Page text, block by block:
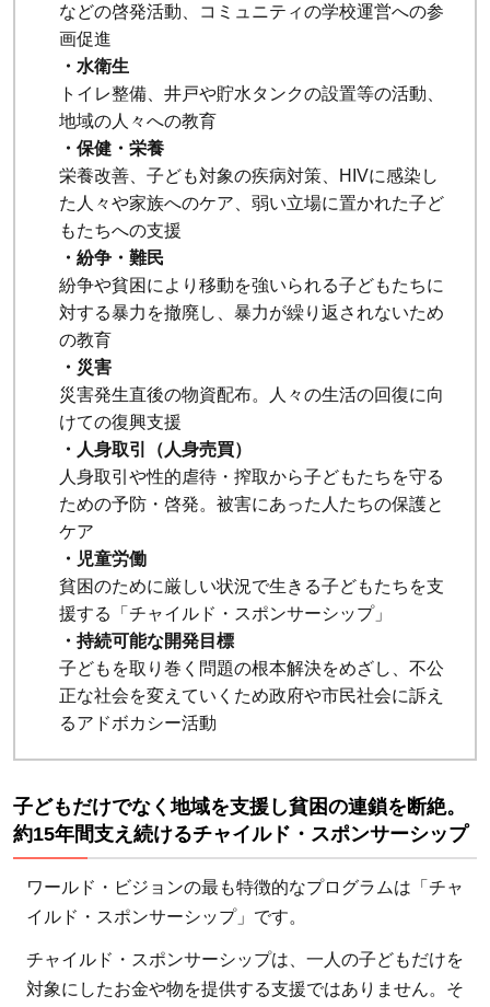
などの啓発活動、コミュニティの学校運営への参
画促進
・水衛生
トイレ整備、井戸や貯水タンクの設置等の活動、
地域の人々への教育
・保健・栄養
栄養改善、子ども対象の疾病対策、HIVに感染し
た人々や家族へのケア、弱い立場に置かれた子ど
もたちへの支援
・紛争・難民
紛争や貧困により移動を強いられる子どもたちに
対する暴力を撤廃し、暴力が繰り返されないため
の教育
・災害
災害発生直後の物資配布。人々の生活の回復に向
けての復興支援
・人身取引（人身売買）
人身取引や性的虐待・搾取から子どもたちを守る
ための予防・啓発。被害にあった人たちの保護と
ケア
・児童労働
貧困のために厳しい状況で生きる子どもたちを支
援する「チャイルド・スポンサーシップ」
・持続可能な開発目標
子どもを取り巻く問題の根本解決をめざし、不公
正な社会を変えていくため政府や市民社会に訴え
るアドボカシー活動
子どもだけでなく地域を支援し貧困の連鎖を断絶。
約15年間支え続けるチャイルド・スポンサーシップ
ワールド・ビジョンの最も特徴的なプログラムは「チャ
イルド・スポンサーシップ」です。
チャイルド・スポンサーシップは、一人の子どもだけを
対象にしたお金や物を提供する支援ではありません。そ